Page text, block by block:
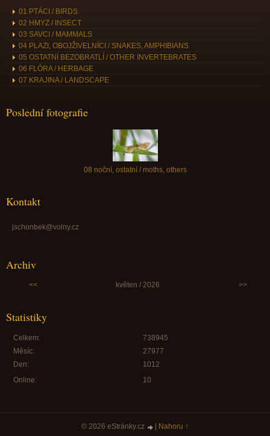
01 PTÁCI / BIRDS
02 HMYZ / INSECT
03 SAVCI / MAMMALS
04 PLAZI, OBOJŽIVELNÍCI / SNAKES, AMPHIBIANS
05 OSTATNÍ BEZOBRATLÍ / OTHER INVERTEBRATES
06 FLÓRA / HERBAGE
07 KRAJINA / LANDSCAPE
Poslední fotografie
08 noční, ostatní / moths, others
Kontakt
jschonbek@volny.cz
Archiv
<< květen / 2026 >>
Statistiky
Online: 10
Celkem:
738945
Měsíc:
27977
Den:
1012
© 2026 eStránky.cz Nahoru ↑